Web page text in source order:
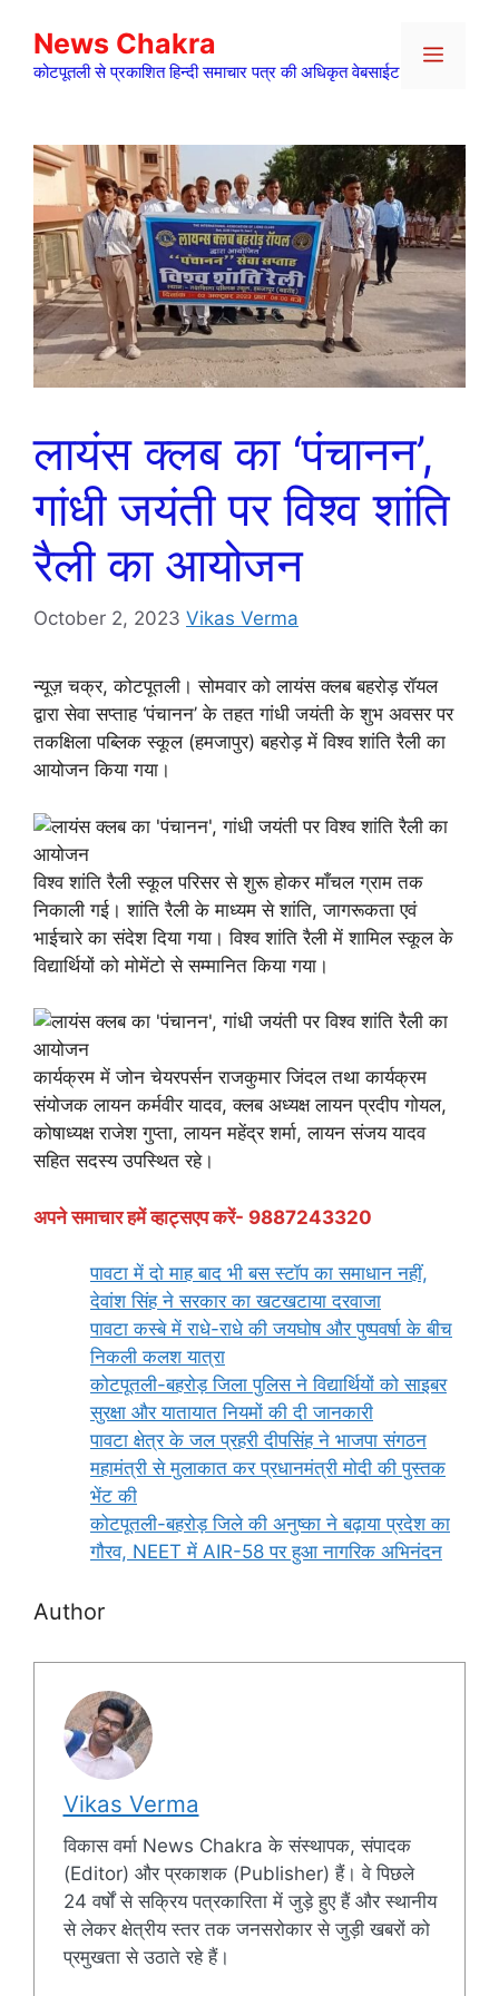
content
News Chakra
कोटपूतली से प्रकाशित हिन्दी समाचार पत्र की अधिकृत वेबसाईट
Menu
लायंस क्लब का ‘पंचानन’,
गांधी जयंती पर विश्व शांति
रैली का आयोजन
October 2, 2023 Vikas Verma
न्यूज़ चक्र, कोटपूतली। सोमवार को लायंस क्लब बहरोड़ रॉयल
द्वारा सेवा सप्ताह ‘पंचानन’ के तहत गांधी जयंती के शुभ अवसर पर
तकक्षिला पब्लिक स्कूल (हमजापुर) बहरोड़ में विश्व शांति रैली का
आयोजन किया गया।
विश्व शांति रैली स्कूल परिसर से शुरू होकर माँचल ग्राम तक
निकाली गई। शांति रैली के माध्यम से शांति, जागरूकता एवं
भाईचारे का संदेश दिया गया। विश्व शांति रैली में शामिल स्कूल के
विद्यार्थियों को मोमेंटो से सम्मानित किया गया।
कार्यक्रम में जोन चेयरपर्सन राजकुमार जिंदल तथा कार्यक्रम
संयोजक लायन कर्मवीर यादव, क्लब अध्यक्ष लायन प्रदीप गोयल,
कोषाध्यक्ष राजेश गुप्ता, लायन महेंद्र शर्मा, लायन संजय यादव
सहित सदस्य उपस्थित रहे।
अपने समाचार हमें व्हाट्सएप करें- 9887243320
पावटा में दो माह बाद भी बस स्टॉप का समाधान नहीं,
देवांश सिंह ने सरकार का खटखटाया दरवाजा
पावटा कस्बे में राधे-राधे की जयघोष और पुष्पवर्षा के बीच
निकली कलश यात्रा
कोटपूतली-बहरोड़ जिला पुलिस ने विद्यार्थियों को साइबर
सुरक्षा और यातायात नियमों की दी जानकारी
पावटा क्षेत्र के जल प्रहरी दीपसिंह ने भाजपा संगठन
महामंत्री से मुलाकात कर प्रधानमंत्री मोदी की पुस्तक
भेंट की
कोटपूतली-बहरोड़ जिले की अनुष्का ने बढ़ाया प्रदेश का
गौरव, NEET में AIR-58 पर हुआ नागरिक अभिनंदन
Author
Vikas Verma
विकास वर्मा News Chakra के संस्थापक, संपादक
(Editor) और प्रकाशक (Publisher) हैं। वे पिछले
24 वर्षों से सक्रिय पत्रकारिता में जुड़े हुए हैं और स्थानीय
से लेकर क्षेत्रीय स्तर तक जनसरोकार से जुड़ी खबरों को
प्रमुखता से उठाते रहे हैं।